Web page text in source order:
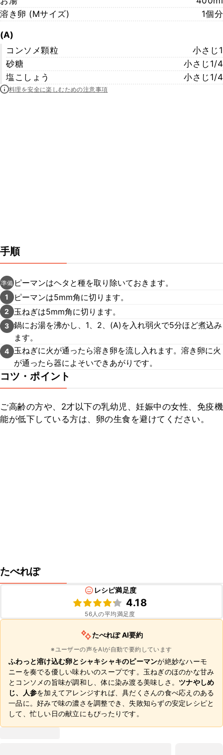
溶き卵 (Mサイズ)
1個分
(A)
コンソメ顆粒
小さじ1
砂糖
小さじ1/4
塩こしょう
小さじ1/4
料理を安全に楽しむための注意事項
手順
準備 ピーマンはヘタと種を取り除いておきます。
1 ピーマンは5mm角に切ります。
2 玉ねぎは5mm角に切ります。
3 鍋にお湯を沸かし、1、2、(A)を入れ弱火で5分ほど煮込み
ます。
4
玉ねぎに火が通ったら溶き卵を流し入れます。溶き卵に火
が通ったら器によそいできあがりです。
コツ・ポイント
ご高齢の方や、2才以下の乳幼児、妊娠中の女性、免疫機
能が低下している方は、卵の生食を避けてください。
たべれぽ
レシピ満足度
4.18
56人の平均満足度
たべれぽ AI要約
※ユーザーの声をAIが自動で要約しています
ふわっと溶け込む卵とシャキシャキのピーマンが絶妙なハーモ
ニーを奏でる優しい味わいのスープです。玉ねぎのほのかな甘み
とコンソメの旨味が調和し、体に染み渡る美味しさ。 ツナやしめ
じ、人参を加えてアレンジすれば、具だくさんの食べ応えのある
一品に。好みで味の濃さを調整でき、失敗知らずの安定レシピと
して、忙しい日の献立にもぴったりです。